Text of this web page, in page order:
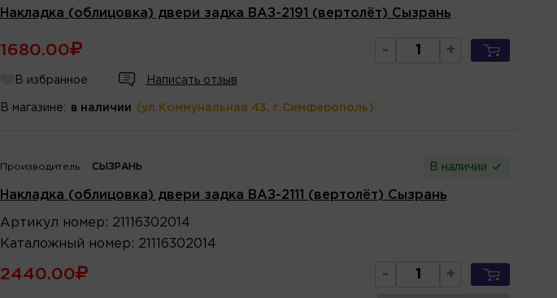
Накладка (облицовка) двери задка ВАЗ-2191 (вертолёт) Сызрань
1680.00 - +
В избранное Написать отзыв
В магазине: в наличии (ул.Коммунальная 43, г.Симферополь)
Производитель: СЫЗРАНЬ В наличии
Накладка (облицовка) двери задка ВАЗ-2111 (вертолёт) Сызрань
Артикул номер : 21116302014
Каталожный номер : 21116302014
2440.00 - +